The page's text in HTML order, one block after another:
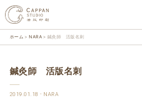
ホーム NARA 鍼灸師 活版名刺
鍼灸師 活版名刺
2019.01.18 NARA